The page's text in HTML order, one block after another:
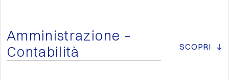
Amministrazione –
Contabilità
SCOPRI